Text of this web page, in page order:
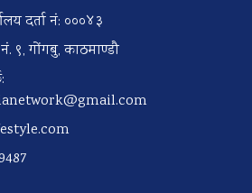
दर्ता नं: ०००४३
९, गोंगबु, काठमाण्डौ